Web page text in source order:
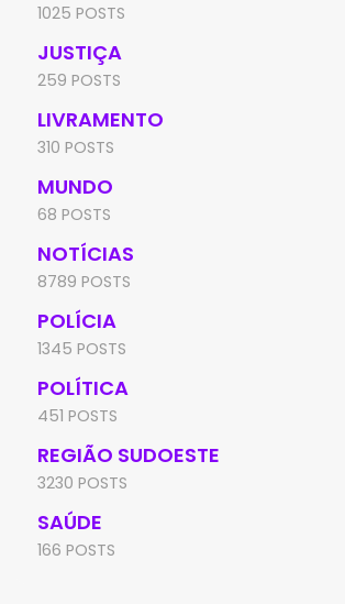
1025 POSTS
JUSTIÇA
259 POSTS
LIVRAMENTO
310 POSTS
MUNDO
68 POSTS
NOTÍCIAS
8789 POSTS
POLÍCIA
1345 POSTS
POLÍTICA
451 POSTS
REGIÃO SUDOESTE
3230 POSTS
SAÚDE
166 POSTS